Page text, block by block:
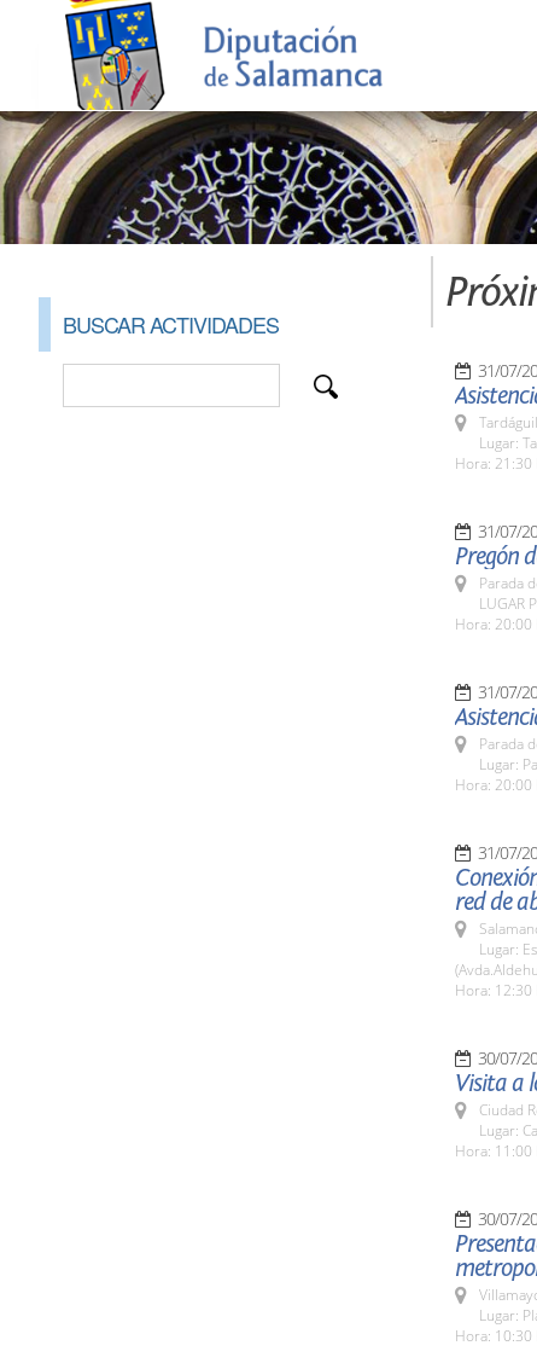
BUSCAR ACTIVIDADES
31/07/
Lugar:
Hora: 21:30
31/07/
Pregón
Parada
LUGAR
Hora: 20:00
31/07/
Parada
Lugar:
Hora: 20:00
31/07/
red de
Lugar:
Hora: 12:30
30/07/
Visita a
Ciudad
Lugar:
Hora: 11:00
30/07/
Lugar:
Hora: 10:30